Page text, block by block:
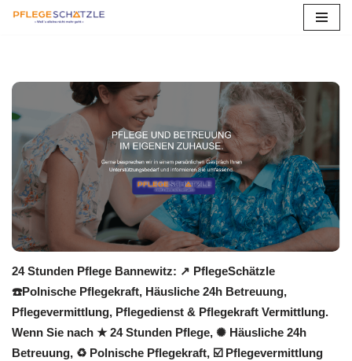
springen
24 Stunden Pflege Bannewitz: ↗️ PflegeSchätzle
☎️Polnische Pflegekraft, Häusliche 24h Betreuung,
Pflegevermittlung, Pflegedienst & Pflegekraft Vermittlung.
Wenn Sie nach ★ 24 Stunden Pflege, ✺ Häusliche 24h
Betreuung, ♻ Polnische Pflegekraft, ☑️ Pflegevermittlung